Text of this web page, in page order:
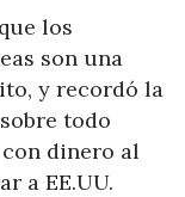
los
son una
y recordó la
todo
dinero al
a EE.UU.